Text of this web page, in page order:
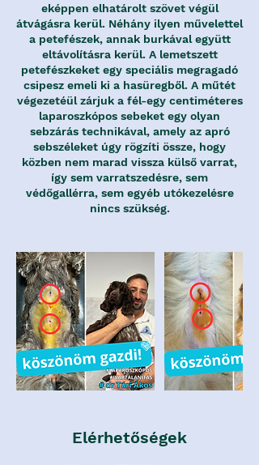
eképpen elhatárolt szövet végül
átvágásra kerül. Néhány ilyen művelettel
a petefészek, annak burkával együtt
eltávolításra kerül. A lemetszett
petefészkeket egy speciális megragadó
csipesz emeli ki a hasüregből. A műtét
végezetéül zárjuk a fél-egy centiméteres
laparoszkópos sebeket egy olyan
sebzárás technikával, amely az apró
sebszéleket úgy rögzíti össze, hogy
közben nem marad vissza külső varrat,
így sem varratszedésre, sem
védőgallérra, sem egyéb utókezelésre
nincs szükség.
Elérhetőségek